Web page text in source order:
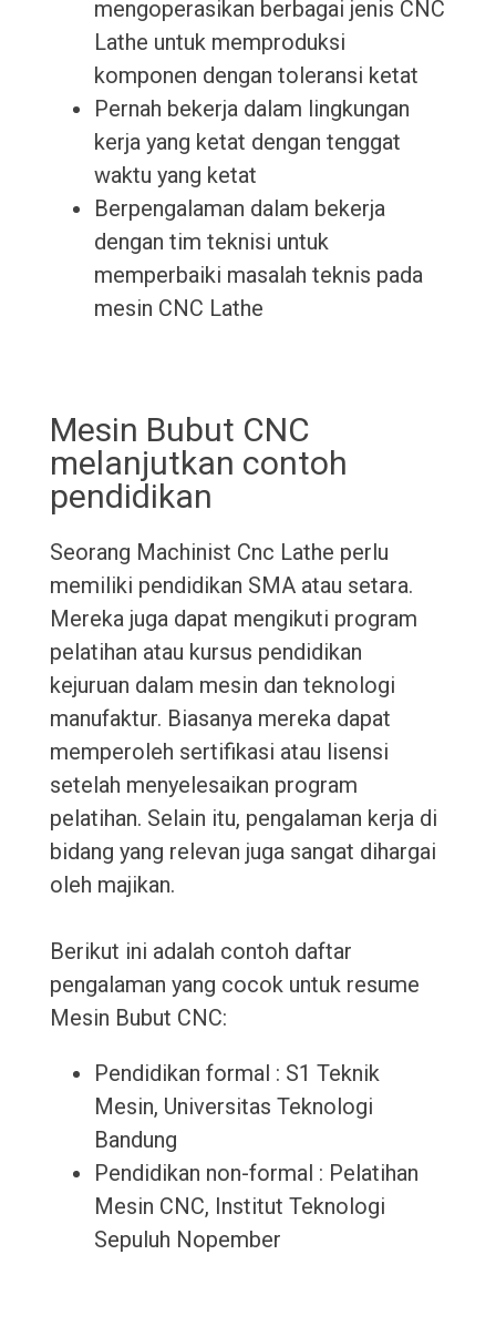
mengoperasikan berbagai jenis CNC
Lathe untuk memproduksi
komponen dengan toleransi ketat
Pernah bekerja dalam lingkungan
kerja yang ketat dengan tenggat
waktu yang ketat
Berpengalaman dalam bekerja
dengan tim teknisi untuk
memperbaiki masalah teknis pada
mesin CNC Lathe
Mesin Bubut CNC
melanjutkan contoh
pendidikan
Seorang Machinist Cnc Lathe perlu
memiliki pendidikan SMA atau setara.
Mereka juga dapat mengikuti program
pelatihan atau kursus pendidikan
kejuruan dalam mesin dan teknologi
manufaktur. Biasanya mereka dapat
memperoleh sertifikasi atau lisensi
setelah menyelesaikan program
pelatihan. Selain itu, pengalaman kerja di
bidang yang relevan juga sangat dihargai
oleh majikan.
Berikut ini adalah contoh daftar
pengalaman yang cocok untuk resume
Mesin Bubut CNC:
Pendidikan formal : S1 Teknik
Mesin, Universitas Teknologi
Bandung
Pendidikan non-formal : Pelatihan
Mesin CNC, Institut Teknologi
Sepuluh Nopember